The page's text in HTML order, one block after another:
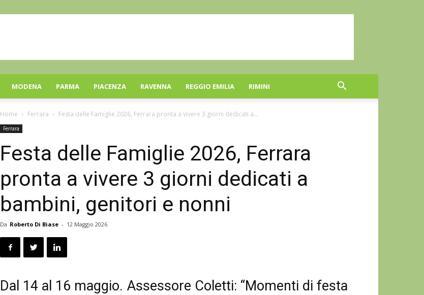
MODENA PARMA PIACENZA RAVENNA REGGIO EMILIA RIMINI
Home Ferrara Festa delle Famiglie 2026, Ferrara pronta a vivere 3 giorni dedicati a...
Ferrara
Festa delle Famiglie 2026, Ferrara
pronta a vivere 3 giorni dedicati a
bambini, genitori e nonni
Da Roberto Di Biase - 12 Maggio 2026
Dal 14 al 16 maggio. Assessore Coletti: “Momenti di festa